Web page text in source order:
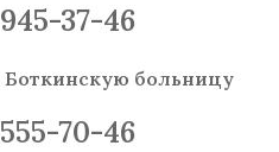
37-46
Боткинскую больницу
70-46